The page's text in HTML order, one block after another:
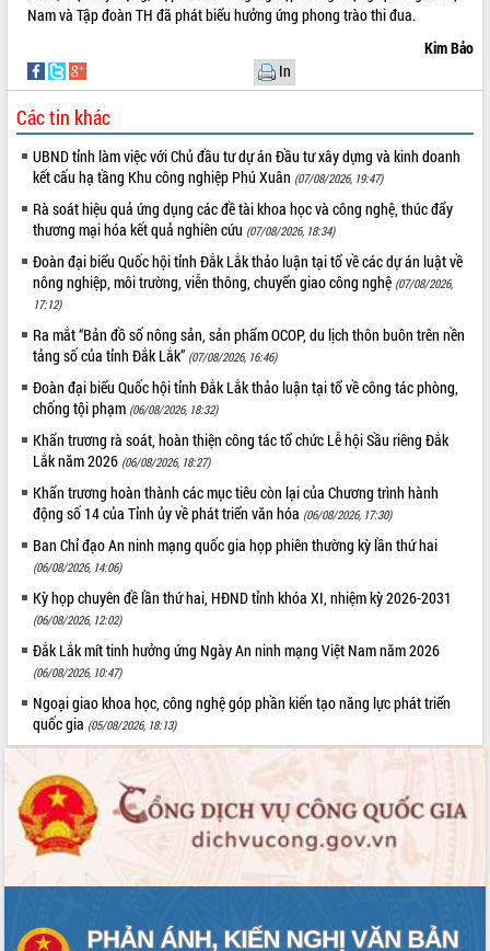
Đoàn đại biểu Quốc hội tỉnh Đắk Lắk
trao đổi thông tin trước Kỳ họp thứ
Quyết liệt cải cách hành chính, khơi
Nâng cao hiệu lực, hiệu quả HĐND
tỉnh thông qua hiện đại hóa hành chính
Xã Ea Phê gắn cải cách hành chính với
chuyển đổi số
Phó Chủ tịch Thường trực UBND tỉnh
Hồ Thị Nguyên Thảo làm việc tại Trung
tâm Phục vụ hành chính công xã Ea
Phê
hành cùng nông dân dân, doanh nghiệp
Giai đoạn 2026-2030, Đắk Lắk phấn
đấu có 77% xã đạt chuẩn nông thôn
mới
Chuyển đổi số 'mở đường' cho nông
nghiệp Đắk Lắk tăng trưởng bứt phá
Triển khai đồng bộ đo đạc, lập hồ sơ
địa chính, hoàn thiện cơ sở dữ liệu đất
Ứng dụng sinh trắc học - Bước tiến
Lắk
Đắk Lắk nâng cao hiệu quả công tác
Đảng từ Sổ tay đảng viên điện tử
Đắk Lắk đẩy mạnh nuôi biển công
nghệ, hướng tới phát triển thủy sản
bền vững
Tập huấn nâng cao năng lực triển khai
chuyển đổi số cho cán bộ, công chức
cấp xã
Đắk Lắk phát động hưởng ứng Ngày
Quyền của người tiêu dùng Việt Nam
2026
hai con số trong năm 2026
Nam và Tập đoàn TH đã phát biểu hưởng ứng phong trào thi đua.
Kim Bảo
In
Các tin khác
UBND tỉnh làm việc với Chủ đầu tư dự án Đầu tư xây dựng và kinh doanh
kết cấu hạ tầng Khu công nghiệp Phú Xuân (07/08/2026, 19:47)
Rà soát hiệu quả ứng dụng các đề tài khoa học và công nghệ, thúc đẩy
thương mại hóa kết quả nghiên cứu (07/08/2026, 18:34)
Đoàn đại biểu Quốc hội tỉnh Đắk Lắk thảo luận tại tổ về các dự án luật về
nông nghiệp, môi trường, viễn thông, chuyển giao công nghệ (07/08/2026,
17:12)
Ra mắt “Bản đồ số nông sản, sản phẩm OCOP, du lịch thôn buôn trên nền
tảng số của tỉnh Đắk Lắk” (07/08/2026, 16:46)
Đoàn đại biểu Quốc hội tỉnh Đắk Lắk thảo luận tại tổ về công tác phòng,
chống tội phạm (06/08/2026, 18:32)
Khẩn trương rà soát, hoàn thiện công tác tổ chức Lễ hội Sầu riêng Đắk
Lắk năm 2026 (06/08/2026, 18:27)
Khẩn trương hoàn thành các mục tiêu còn lại của Chương trình hành
động số 14 của Tỉnh ủy về phát triển văn hóa (06/08/2026, 17:30)
Ban Chỉ đạo An ninh mạng quốc gia họp phiên thường kỳ lần thứ hai
(06/08/2026, 14:06)
Kỳ họp chuyên đề lần thứ hai, HĐND tỉnh khóa XI, nhiệm kỳ 2026-2031
(06/08/2026, 12:02)
Đắk Lắk mít tinh hưởng ứng Ngày An ninh mạng Việt Nam năm 2026
(06/08/2026, 10:47)
Ngoại giao khoa học, công nghệ góp phần kiến tạo năng lực phát triển
quốc gia (05/08/2026, 18:13)